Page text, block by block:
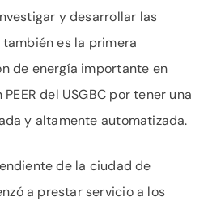
y desarrollar las
es la primera
de energía importante en
del USGBC por tener una
y altamente automatizada.
de la ciudad de
a prestar servicio a los